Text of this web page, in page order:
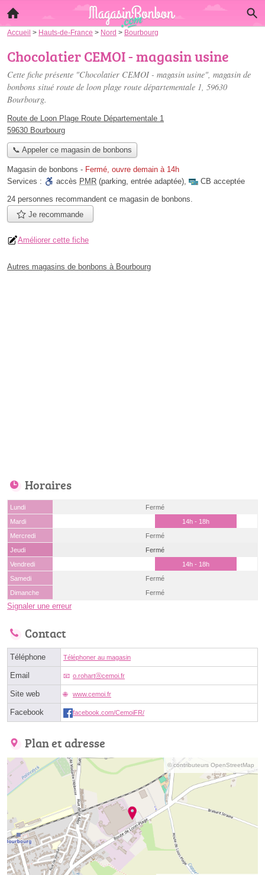
Accueil > Hauts-de-France > Nord > Bourbourg
Chocolatier CEMOI - magasin usine
Cette fiche présente "Chocolatier CEMOI - magasin usine", magasin de
bonbons situé route de loon plage route départementale 1, 59630
Bourbourg.
Route de Loon Plage Route Départementale 1
59630 Bourbourg
📞 Appeler ce magasin de bonbons
Magasin de bonbons - Fermé, ouvre demain à 14h
Services :
accès PMR (parking, entrée adaptée),
CB acceptée
24 personnes recommandent ce magasin de bonbons.
Je recommande
Améliorer cette fiche
Autres magasins de bonbons à Bourbourg
Horaires
Lundi
Fermé
Mardi
14h - 18h
Mercredi
Fermé
Jeudi
Fermé
Vendredi
14h - 18h
Samedi
Fermé
Dimanche
Fermé
Signaler une erreur
Contact
Téléphone Téléphoner au magasin
Email o.rohartⓐcemoi.fr
Site web www.cemoi.fr
Facebook facebook.com/CemoiFR/
Plan et adresse
© contributeurs OpenStreetMap